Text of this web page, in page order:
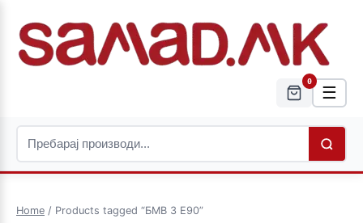
0
☰
Home / Products tagged “БМВ 3 E90”